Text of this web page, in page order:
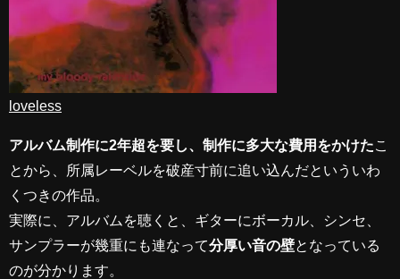
loveless
アルバム制作に2年超を要し、制作に多大な費用をかけた こ
とから、所属レーベルを破産寸前に追い込んだといういわ
くつきの作品。
実際に、アルバムを聴くと、ギターにボーカル、シンセ、
サンプラーが幾重にも連なって分厚い音の壁となっている
のが分かります。